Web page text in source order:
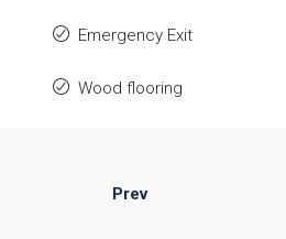
Emergency Exit
Wood flooring
Prev